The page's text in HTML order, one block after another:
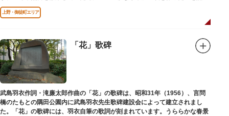
してこの地に建てられました。
上野・御徒町エリア
「花」歌碑
武島羽衣作詞・滝廉太郎作曲の「花」の歌碑は、昭和31年（1956）、言問
橋のたもとの隅田公園内に武島羽衣先生歌碑建設会によって建立されまし
た。「花」の歌碑には、羽衣自筆の歌詞が刻まれています。うららかな春景